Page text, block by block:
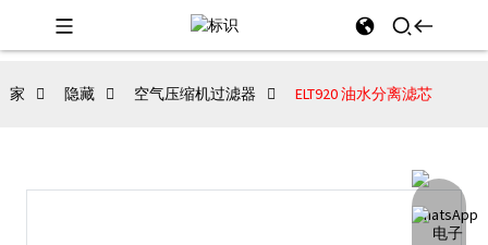
家 隐藏 空气压缩机过滤器 ELT920 油水分离滤芯